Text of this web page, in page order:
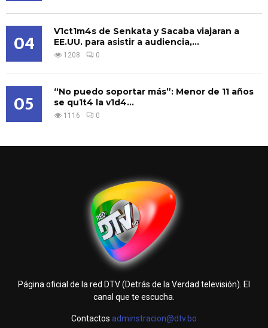
04
V1ct1m4s de Senkata y Sacaba viajaran a
EE.UU. para asistir a audiencia,...
1208 0
05
“No puedo soportar más”: Menor de 11 años
se qu1t4 la v1d4...
1116 0
Página oficial de la red DTV (Detrás de la Verdad televisión). El
canal que te escucha.
Contactos adminstracion@dtv.bo